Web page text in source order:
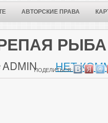
АВТОРСКИЕ ПРАВА
ADMIN НЕТ
ПОДЕЛИТЬСЯ: